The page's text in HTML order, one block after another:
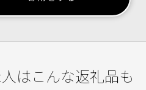
はこんな返礼品も